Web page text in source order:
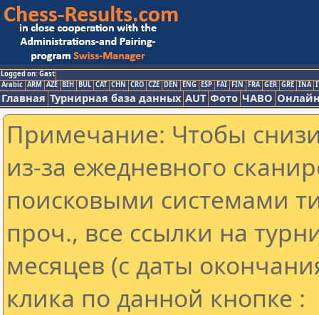
Logged on: Gast
Arabic ARM AZE BIH BUL CAT CHN CRO CZE DEN ENG ESP FAI FIN FRA GER GRE INA
Главная Турнирная база данных AUT Фото ЧАВО
Примечание: Чтобы
из-за ежедневного
поисковыми системами
проч., все ссылки на
месяцев (с даты
клика по данной кнопке :